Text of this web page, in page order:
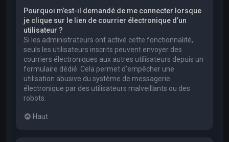
Pourquoi m’est-il demandé de me connecter lorsque
je clique sur le lien de courrier électronique d’un
utilisateur ?
Si les administrateurs ont activé cette fonctionnalité,
seuls les utilisateurs inscrits peuvent envoyer des
courriers électroniques aux autres utilisateurs depuis un
formulaire dédié. Cela permet d’empêcher une
utilisation abusive du système de messagerie
électronique par des utilisateurs malveillants ou des
robots.
Haut